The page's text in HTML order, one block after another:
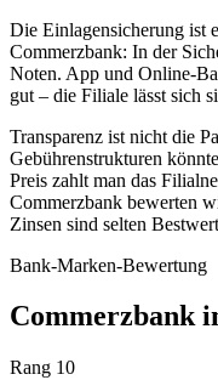
Die Einlagensicherung ist
Commerzbank: In der
Noten. App und Online-
gut – die Filiale lässt sich
Transparenz ist nicht die
Gebührenstrukturen
Preis zahlt man das
Commerzbank bewerten
Zinsen sind selten
Bank-Marken-Bewertung
Commerzbank
Rang 10